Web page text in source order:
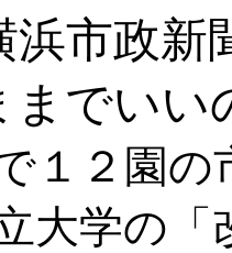
浜市政新
までいい
１２園の
大学の